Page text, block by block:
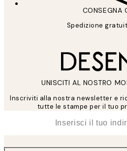
CONSEGNA
Spedizione
UNISCITI AL NOSTRO
Inscriviti alla nostra newsletter e
tutte le stampe per il tuo